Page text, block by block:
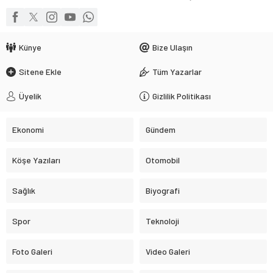
Künye Bize Ulaşın
Sitene Ekle Tüm Yazarlar
Üyelik Gizlilik Politikası
Ekonomi Gündem
Köşe Yazıları Otomobil
Sağlık Biyografi
Spor Teknoloji
Foto Galeri Video Galeri